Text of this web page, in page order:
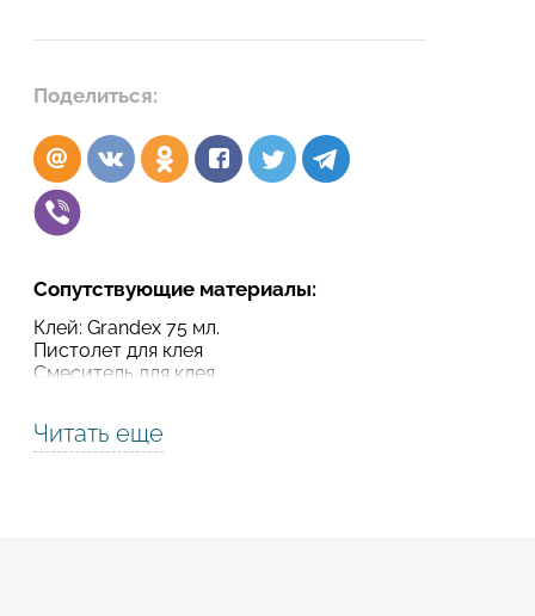
Поделиться:
Сопутствующие материалы:
Клей: Grandex 75 мл.
Пистолет для клея
Смеситель для клея
Читать еще
ОТПРАВИТЬ ПРОЕКТ